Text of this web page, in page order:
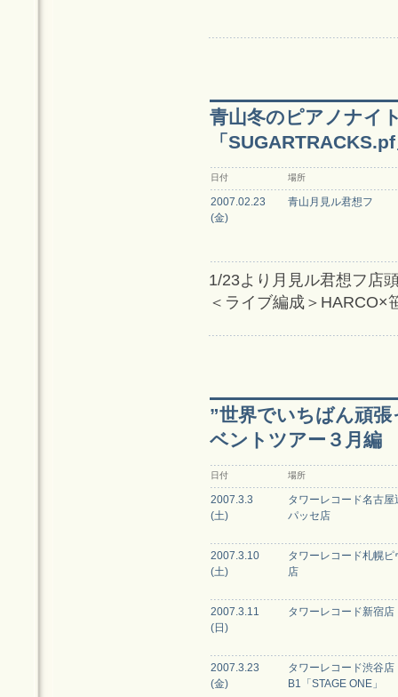
青山冬のピアノナイ
「
日付 場所
2007.02.23
(金)
青山月見ル君想フ
1/23より月見ル君想フ店
＜ライブ編成＞HARCO×
”世界でいちばん頑
ベントツアー３月編
日付 場所
2007.3.3
(土)
タワーレコード名古屋
パッセ店
2007.3.10
(土)
タワーレコード札幌ピ
店
2007.3.11
(日)
タワーレコード新宿店
2007.3.23
(金)
タワーレコード渋谷店
B1「STAGE ONE」